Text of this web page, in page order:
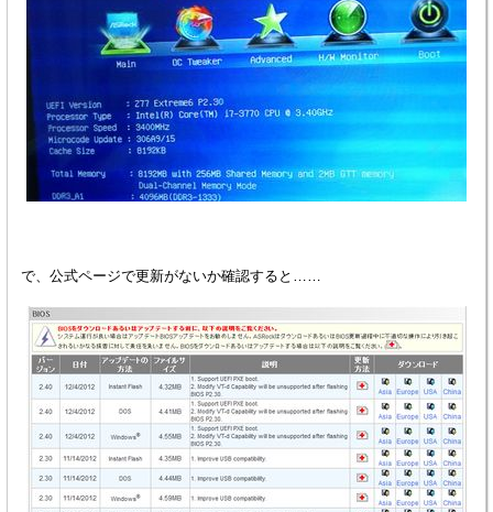
で、公式ページで更新がないか確認すると……